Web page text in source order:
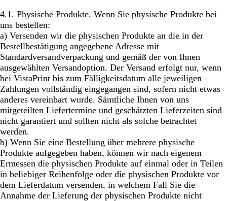
4.1. Physische Produkte. Wenn Sie physische Produkte bei
uns bestellen:
a) Versenden wir die physischen Produkte an die in der
Bestellbestätigung angegebene Adresse mit
Standardversandverpackung und gemäß der von Ihnen
ausgewählten Versandoption. Der Versand erfolgt nur, wenn
bei VistaPrint bis zum Fälligkeitsdatum alle jeweiligen
Zahlungen vollständig eingegangen sind, sofern nicht etwas
anderes vereinbart wurde. Sämtliche Ihnen von uns
mitgeteilten Liefertermine und geschätzten Lieferzeiten sind
nicht garantiert und sollten nicht als solche betrachtet
werden.
b) Wenn Sie eine Bestellung über mehrere physische
Produkte aufgegeben haben, können wir nach eigenem
Ermessen die physischen Produkte auf einmal oder in Teilen
in beliebiger Reihenfolge oder die physischen Produkte vor
dem Lieferdatum versenden, in welchem Fall Sie die
Annahme der Lieferung der physischen Produkte nicht